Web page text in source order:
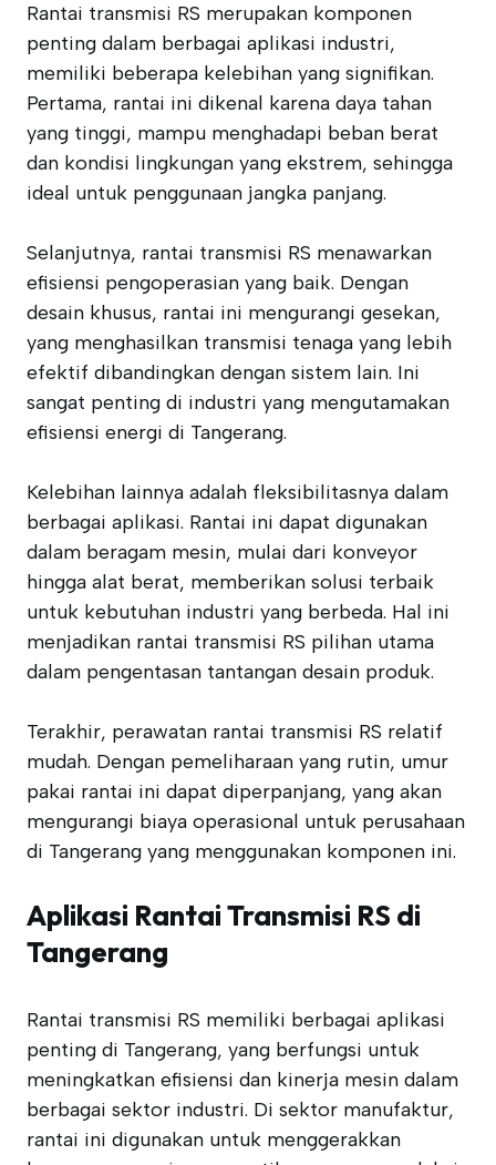
Rantai transmisi RS merupakan komponen
penting dalam berbagai aplikasi industri,
memiliki beberapa kelebihan yang signifikan.
Pertama, rantai ini dikenal karena daya tahan
yang tinggi, mampu menghadapi beban berat
dan kondisi lingkungan yang ekstrem, sehingga
ideal untuk penggunaan jangka panjang.
Selanjutnya, rantai transmisi RS menawarkan
efisiensi pengoperasian yang baik. Dengan
desain khusus, rantai ini mengurangi gesekan,
yang menghasilkan transmisi tenaga yang lebih
efektif dibandingkan dengan sistem lain. Ini
sangat penting di industri yang mengutamakan
efisiensi energi di Tangerang.
Kelebihan lainnya adalah fleksibilitasnya dalam
berbagai aplikasi. Rantai ini dapat digunakan
dalam beragam mesin, mulai dari konveyor
hingga alat berat, memberikan solusi terbaik
untuk kebutuhan industri yang berbeda. Hal ini
menjadikan rantai transmisi RS pilihan utama
dalam pengentasan tantangan desain produk.
Terakhir, perawatan rantai transmisi RS relatif
mudah. Dengan pemeliharaan yang rutin, umur
pakai rantai ini dapat diperpanjang, yang akan
mengurangi biaya operasional untuk perusahaan
di Tangerang yang menggunakan komponen ini.
Aplikasi Rantai Transmisi RS di
Tangerang
Rantai transmisi RS memiliki berbagai aplikasi
penting di Tangerang, yang berfungsi untuk
meningkatkan efisiensi dan kinerja mesin dalam
berbagai sektor industri. Di sektor manufaktur,
rantai ini digunakan untuk menggerakkan